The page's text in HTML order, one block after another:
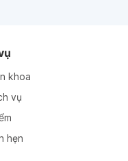
khoa
vụ
hẹn